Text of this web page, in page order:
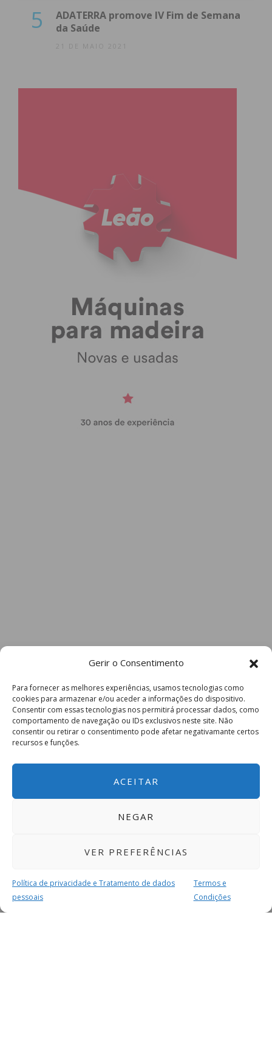
Gerir o Consentimento
Para fornecer as melhores experiências, usamos tecnologias como
cookies para armazenar e/ou aceder a informações do dispositivo.
Consentir com essas tecnologias nos permitirá processar dados, como
comportamento de navegação ou IDs exclusivos neste site. Não
consentir ou retirar o consentimento pode afetar negativamante certos
recursos e funções.
ACEITAR
NEGAR
VER PREFERÊNCIAS
Política de privacidade e Tratamento de dados
pessoais
Termos e
Condições
5
ADATERRA promove IV Fim de Semana
da Saúde
21 DE MAIO 2021